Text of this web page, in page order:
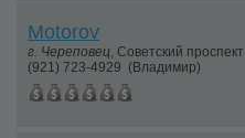
Motorov
г. Череповец, Советский
(921) 723-4929 (Владимир)